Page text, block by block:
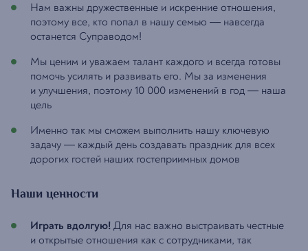
Нам важны дружественные и искренние отношения,
поэтому все, кто попал в нашу семью — навсегда
останется Суправодом!
Мы ценим и уважаем талант каждого и всегда готовы
помочь усилять и развивать его. Мы за изменения
и улучшения, поэтому 10 000 изменений в год — наша
цель
Именно так мы сможем выполнить нашу ключевую
задачу — каждый день создавать праздник для всех
дорогих гостей наших гостеприимных домов
Наши ценности
Играть вдолгую! Для нас важно выстраивать честные
и открытые отношения как с сотрудниками, так